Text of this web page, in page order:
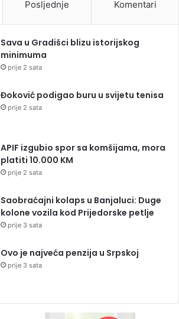
Posljednje Komentari
Sava u Gradišci blizu istorijskog
minimuma
prije 2 sata
Đoković podigao buru u svijetu tenisa
prije 2 sata
APIF izgubio spor sa komšijama, mora
platiti 10.000 KM
prije 2 sata
Saobraćajni kolaps u Banjaluci: Duge
kolone vozila kod Prijedorske petlje
prije 3 sata
Ovo je najveća penzija u Srpskoj
prije 3 sata